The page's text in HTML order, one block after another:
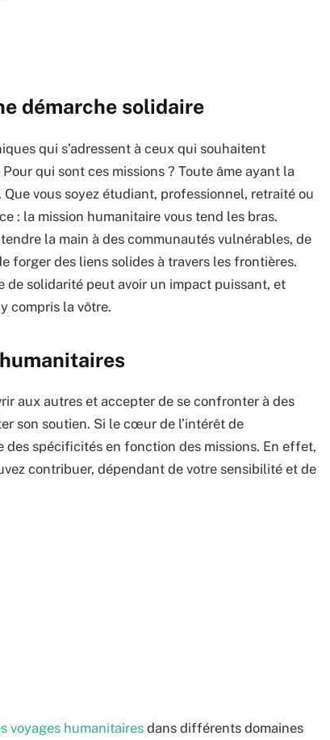
démarche solidaire
qui s’adressent à ceux qui souhaitent
qui sont ces missions ? Toute âme ayant la
vous soyez étudiant, professionnel, retraité ou
: la mission humanitaire vous tend les bras.
la main à des communautés vulnérables, de
forger des liens solides à travers les frontières.
de solidarité peut avoir un impact puissant, et
compris la vôtre.
aux autres et accepter de se confronter à des
son soutien. Si le cœur de l’intérêt de
des spécificités en fonction des missions. En effet,
contribuer, dépendant de votre sensibilité et de
voyages humanitaires dans différents domaines